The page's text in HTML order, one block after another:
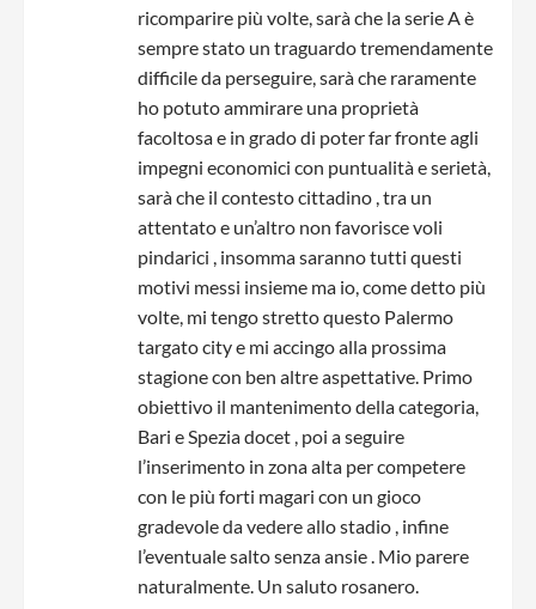
ricomparire più volte, sarà che la serie A è
sempre stato un traguardo tremendamente
difficile da perseguire, sarà che raramente
ho potuto ammirare una proprietà
facoltosa e in grado di poter far fronte agli
impegni economici con puntualità e serietà,
sarà che il contesto cittadino , tra un
attentato e un’altro non favorisce voli
pindarici , insomma saranno tutti questi
motivi messi insieme ma io, come detto più
volte, mi tengo stretto questo Palermo
targato city e mi accingo alla prossima
stagione con ben altre aspettative. Primo
obiettivo il mantenimento della categoria,
Bari e Spezia docet , poi a seguire
l’inserimento in zona alta per competere
con le più forti magari con un gioco
gradevole da vedere allo stadio , infine
l’eventuale salto senza ansie . Mio parere
naturalmente. Un saluto rosanero.